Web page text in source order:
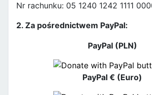
Nr rachunku: 05 1240 1242 1111
2. Za pośrednictwem PayPal:
PayPal (PLN)
PayPal € (Euro)